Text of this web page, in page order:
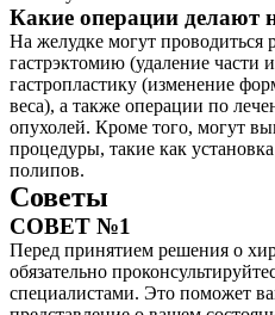
Какие операции делают
На желудке могут проводиться
гастрэктомию (удаление части
гастропластику (изменение
веса), а также операции по
опухолей. Кроме того, могут
процедуры, такие как
полипов.
Советы
СОВЕТ №1
Перед принятием решения о
обязательно
специалистами. Это поможет